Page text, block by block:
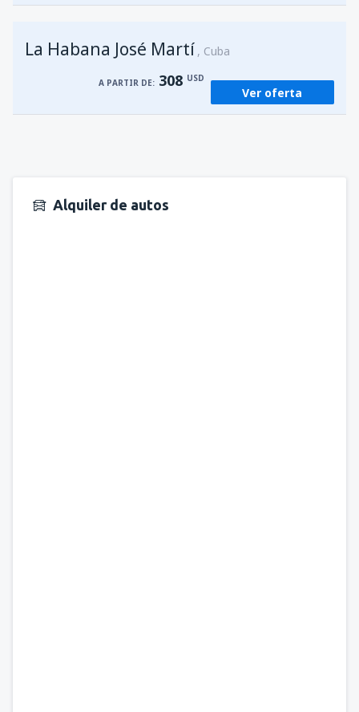
La Habana José Martí Cuba
A PARTIR DE: 308 USD
Ver oferta
Alquiler de autos